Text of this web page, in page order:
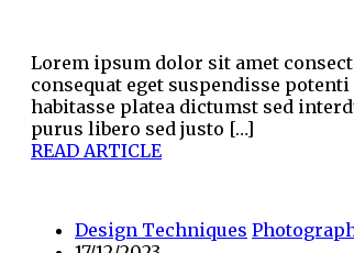
Lorem ipsum dolor sit amet
consequat eget suspendisse
habitasse platea dictumst sed
purus libero sed justo […]
READ ARTICLE
Design Techniques